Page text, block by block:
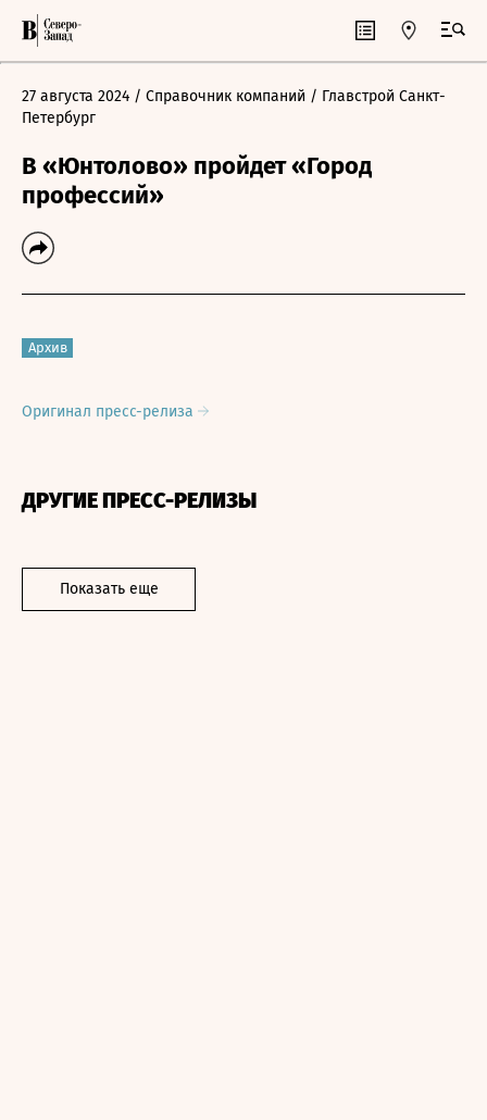
27 августа 2024 / Справочник компаний / Главстрой Санкт-
Петербург
В «Юнтолово» пройдет «Город
профессий»
Архив
Оригинал пресс-релиза
ДРУГИЕ ПРЕСС-РЕЛИЗЫ
Показать еще